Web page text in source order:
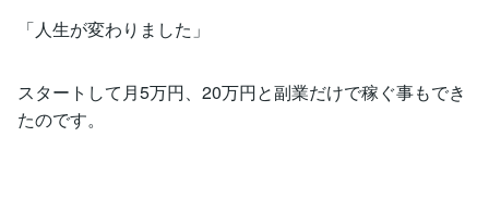
「人生が変わりました」
スタートして月5万円、20万円と副業だけで稼ぐ事もでき
たのです。